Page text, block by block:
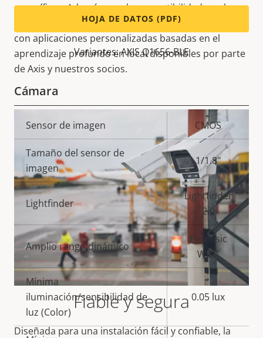
específicas. Además, con la compatibilidad con la
versión 4 de ACAP, puede agregar valor a su sistema
con aplicaciones personalizadas basadas en el
aprendizaje profundo en local disponibles por parte
de Axis y nuestros socios.
Fiable y segura
Diseñada para una instalación fácil y confiable, la
HOJA DE DATOS (PDF)
Variantes: AXIS Q1656-BLE
Cámara
Descripción
de
propiedad
la
propiedad
Sensor de imagen CMOS
Tamaño del sensor de
imagen
1/1.8"
Lightfinder
Lightfinder
2.0
Amplio rango dinámico
Forensic
WDR
Mínima
iluminación/sensibilidad de
luz (Color)
0.05 lux